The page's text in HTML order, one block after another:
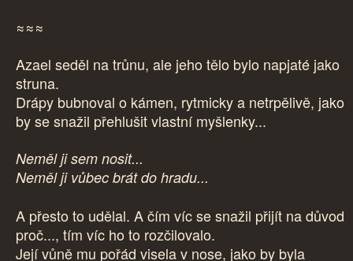
≈≈≈
Azael seděl na trůnu, ale jeho tělo bylo napjaté jako
struna.
Drápy bubnoval o kámen, rytmicky a netrpělivě, jako
by se snažil přehlušit vlastní myšlenky...
Neměl ji sem nosit...
Neměl ji vůbec brát do hradu...
A přesto to udělal. A čím víc se snažil přijít na důvod
proč..., tím víc ho to rozčilovalo.
Její vůně mu pořád visela v nose, jako by byla